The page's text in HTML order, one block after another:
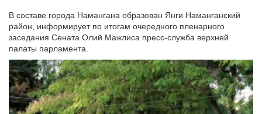
В составе города Намангана образован Янги Наманганский
район, информирует по итогам очередного пленарного
заседания Сената Олий Мажлиса пресс-служба верхней
палаты парламента.